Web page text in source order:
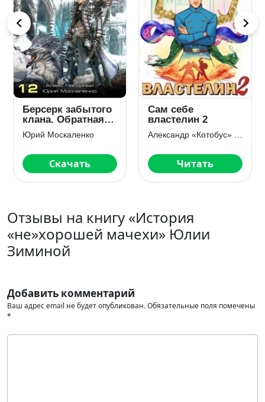
Берсерк забытого
клана. Обратная
сторона Войны
Юрий Москаленко
Скачать
Сам себе
властелин 2
Читать
Отзывы на книгу «История
«не»хорошей мачехи» Юлии
Зиминой
Добавить комментарий
Ваш адрес email не будет опубликован.Обязательные поля помечены
*